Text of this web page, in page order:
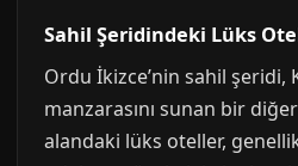
Sahil Şeridindeki Lüks
Ordu İkizce’nin sahil şeridi,
manzarasını sunan bir
alandaki lüks oteller,